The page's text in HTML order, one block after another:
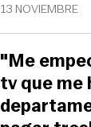
13 NOVIEMBRE
"Me
tv que me